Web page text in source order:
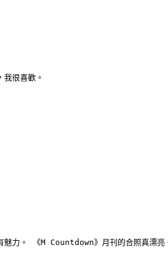
我很喜歡。
魅力。 《M Countdown》月刊的合照真漂亮